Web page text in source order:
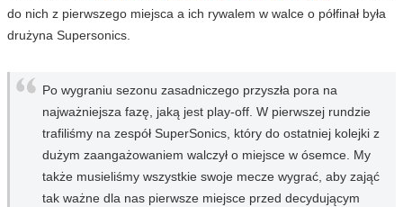
do nich z pierwszego miejsca a ich rywalem w walce o półfinał była
drużyna Supersonics.
Po wygraniu sezonu zasadniczego przyszła pora na
najważniejsza fazę, jaką jest play-off. W pierwszej rundzie
trafiliśmy na zespół SuperSonics, który do ostatniej kolejki z
dużym zaangażowaniem walczył o miejsce w ósemce. My
także musieliśmy wszystkie swoje mecze wygrać, aby zająć
tak ważne dla nas pierwsze miejsce przed decydującym